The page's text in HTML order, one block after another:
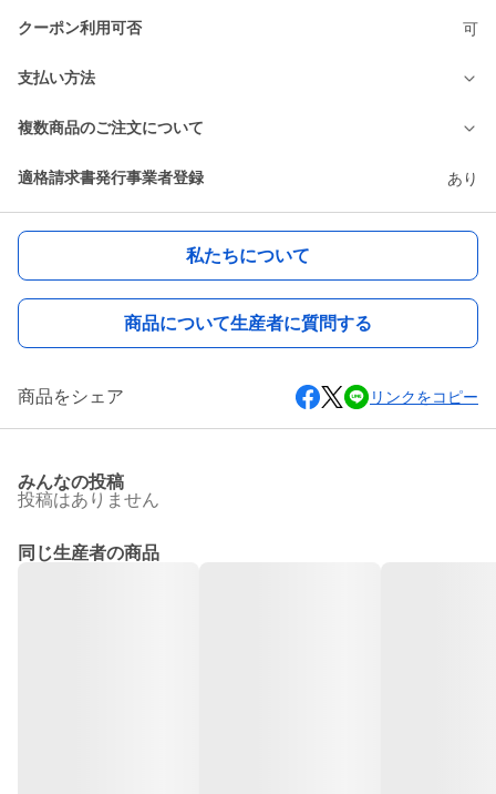
クーポン利用可否 可
支払い方法
複数商品のご注文について
適格請求書発行事業者登録 あり
私たちについて
商品について生産者に質問する
商品をシェア リンクをコピー
みんなの投稿
投稿はありません
同じ生産者の商品